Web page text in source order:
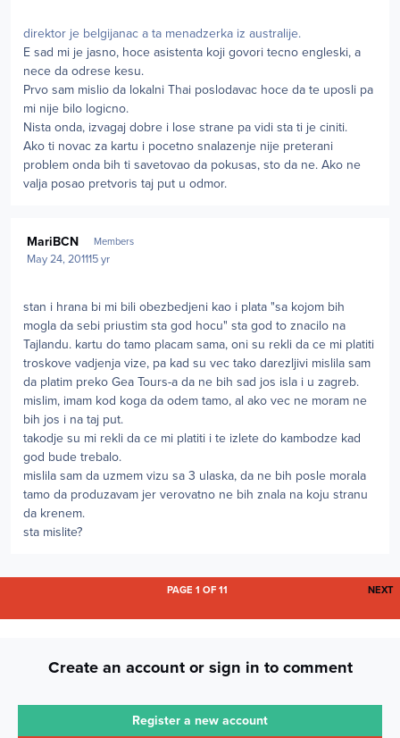
direktor je belgijanac a ta menadzerka iz australije.
E sad mi je jasno, hoce asistenta koji govori tecno engleski, a
nece da odrese kesu.
Prvo sam mislio da lokalni Thai poslodavac hoce da te uposli pa
mi nije bilo logicno.
Nista onda, izvagaj dobre i lose strane pa vidi sta ti je ciniti.
Ako ti novac za kartu i pocetno snalazenje nije preterani
problem onda bih ti savetovao da pokusas, sto da ne. Ako ne
valja posao pretvoris taj put u odmor.
MariBCN Members
May 24, 201115 yr
stan i hrana bi mi bili obezbedjeni kao i plata "sa kojom bih
mogla da sebi priustim sta god hocu" sta god to znacilo na
Tajlandu. kartu do tamo placam sama, oni su rekli da ce mi platiti
troskove vadjenja vize, pa kad su vec tako darezljivi mislila sam
da platim preko Gea Tours-a da ne bih sad jos isla i u zagreb.
mislim, imam kod koga da odem tamo, al ako vec ne moram ne
bih jos i na taj put.
takodje su mi rekli da ce mi platiti i te izlete do kambodze kad
god bude trebalo.
mislila sam da uzmem vizu sa 3 ulaska, da ne bih posle morala
tamo da produzavam jer verovatno ne bih znala na koju stranu
da krenem.
sta mislite?
NEXT
PAGE 1 OF 11
Create an account or sign in to comment
Register a new account